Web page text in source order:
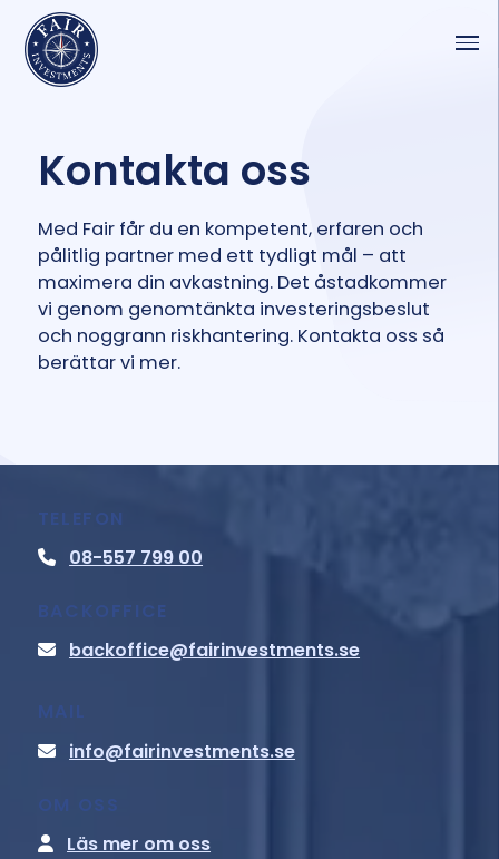
Kontakta oss
Med Fair får du en kompetent, erfaren och
pålitlig partner med ett tydligt mål – att
maximera din avkastning. Det åstadkommer
vi genom genomtänkta investeringsbeslut
och noggrann riskhantering. Kontakta oss så
berättar vi mer.
TELEFON
08-557 799 00
BACKOFFICE
backoffice@fairinvestments.se
MAIL
info@fairinvestments.se
OM OSS
Läs mer om oss